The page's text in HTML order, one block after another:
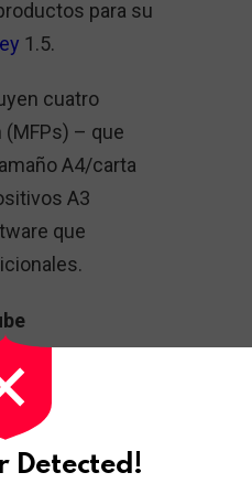
para su
1.5.
cuatro
– que
A4/carta
A3
que
el
Detected!